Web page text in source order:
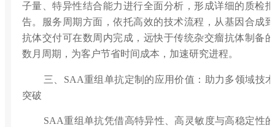
子量、特异性结合能力进行全面分析，形成详细的质检报
告。服务周期方面，依托高效的技术流程，从基因合成到
抗体交付可在数周内完成，远快于传统杂交瘤抗体制备的
数月周期，为客户节省时间成本，加速研究进程。
三、SAA重组单抗定制的应用价值：助力多领域技术
突破
SAA重组单抗凭借高特异性、高灵敏度与高稳定性的